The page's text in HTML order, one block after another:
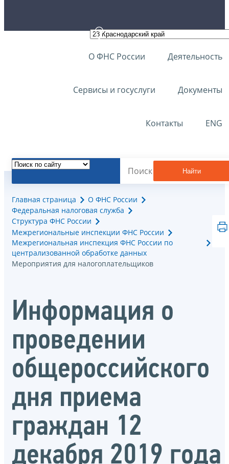
О ФНС России Деятельность
Сервисы и госуслуги Документы
Контакты ENG
Найти
Главная страница
О ФНС России
Федеральная налоговая служба
Структура ФНС России
Межрегиональные инспекции ФНС России
Межрегиональная инспекция ФНС России по
централизованной обработке данных
Мероприятия для налогоплательщиков
Информация о
проведении
общероссийского
дня приема
граждан 12
декабря 2019 года